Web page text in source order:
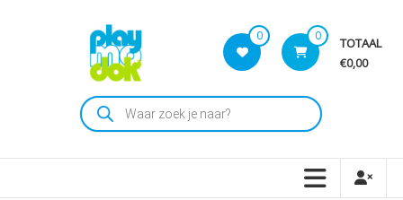
Playmodok
Tweedehands
0 0 TOTAAL
€0,00
Producten
zoeken